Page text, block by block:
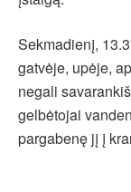
Sekmadienį,
gatvėje, upėje,
negali
gelbėtojai
pargabenę jį į